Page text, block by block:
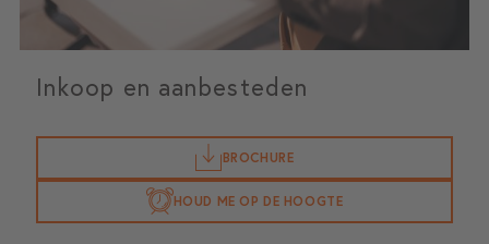
Inkoop en aanbesteden
BROCHURE
HOUD ME OP DE HOOGTE